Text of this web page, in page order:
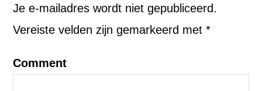
Je e-mailadres wordt niet gepubliceerd.
Vereiste velden zijn gemarkeerd met*
Comment